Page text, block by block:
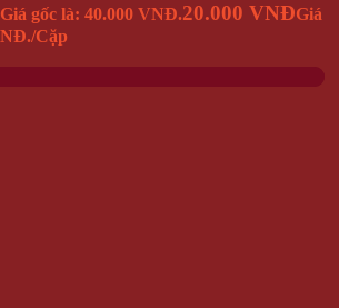
Giá gốc là: 40.000 VNĐ.20.000 VNĐGiá
/Cặp